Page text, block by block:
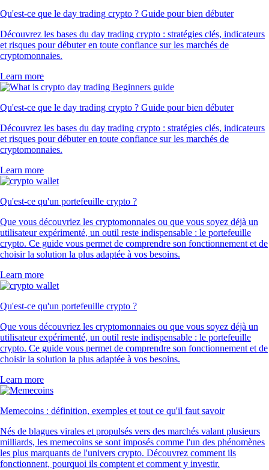
Qu'est-ce que le day trading crypto ? Guide pour bien débuter
Découvrez les bases du day trading crypto : stratégies clés, indicateurs
et risques pour débuter en toute confiance sur les marchés de
cryptomonnaies.
Learn more
Qu'est-ce que le day trading crypto ? Guide pour bien débuter
Découvrez les bases du day trading crypto : stratégies clés, indicateurs
et risques pour débuter en toute confiance sur les marchés de
cryptomonnaies.
Learn more
Qu'est-ce qu'un portefeuille crypto ?
Que vous découvriez les cryptomonnaies ou que vous soyez déjà un
utilisateur expérimenté, un outil reste indispensable : le portefeuille
crypto. Ce guide vous permet de comprendre son fonctionnement et de
choisir la solution la plus adaptée à vos besoins.
Learn more
Qu'est-ce qu'un portefeuille crypto ?
Que vous découvriez les cryptomonnaies ou que vous soyez déjà un
utilisateur expérimenté, un outil reste indispensable : le portefeuille
crypto. Ce guide vous permet de comprendre son fonctionnement et de
choisir la solution la plus adaptée à vos besoins.
Learn more
Memecoins : définition, exemples et tout ce qu'il faut savoir
Nés de blagues virales et propulsés vers des marchés valant plusieurs
milliards, les memecoins se sont imposés comme l'un des phénomènes
les plus marquants de l'univers crypto. Découvrez comment ils
fonctionnent, pourquoi ils comptent et comment y investir.